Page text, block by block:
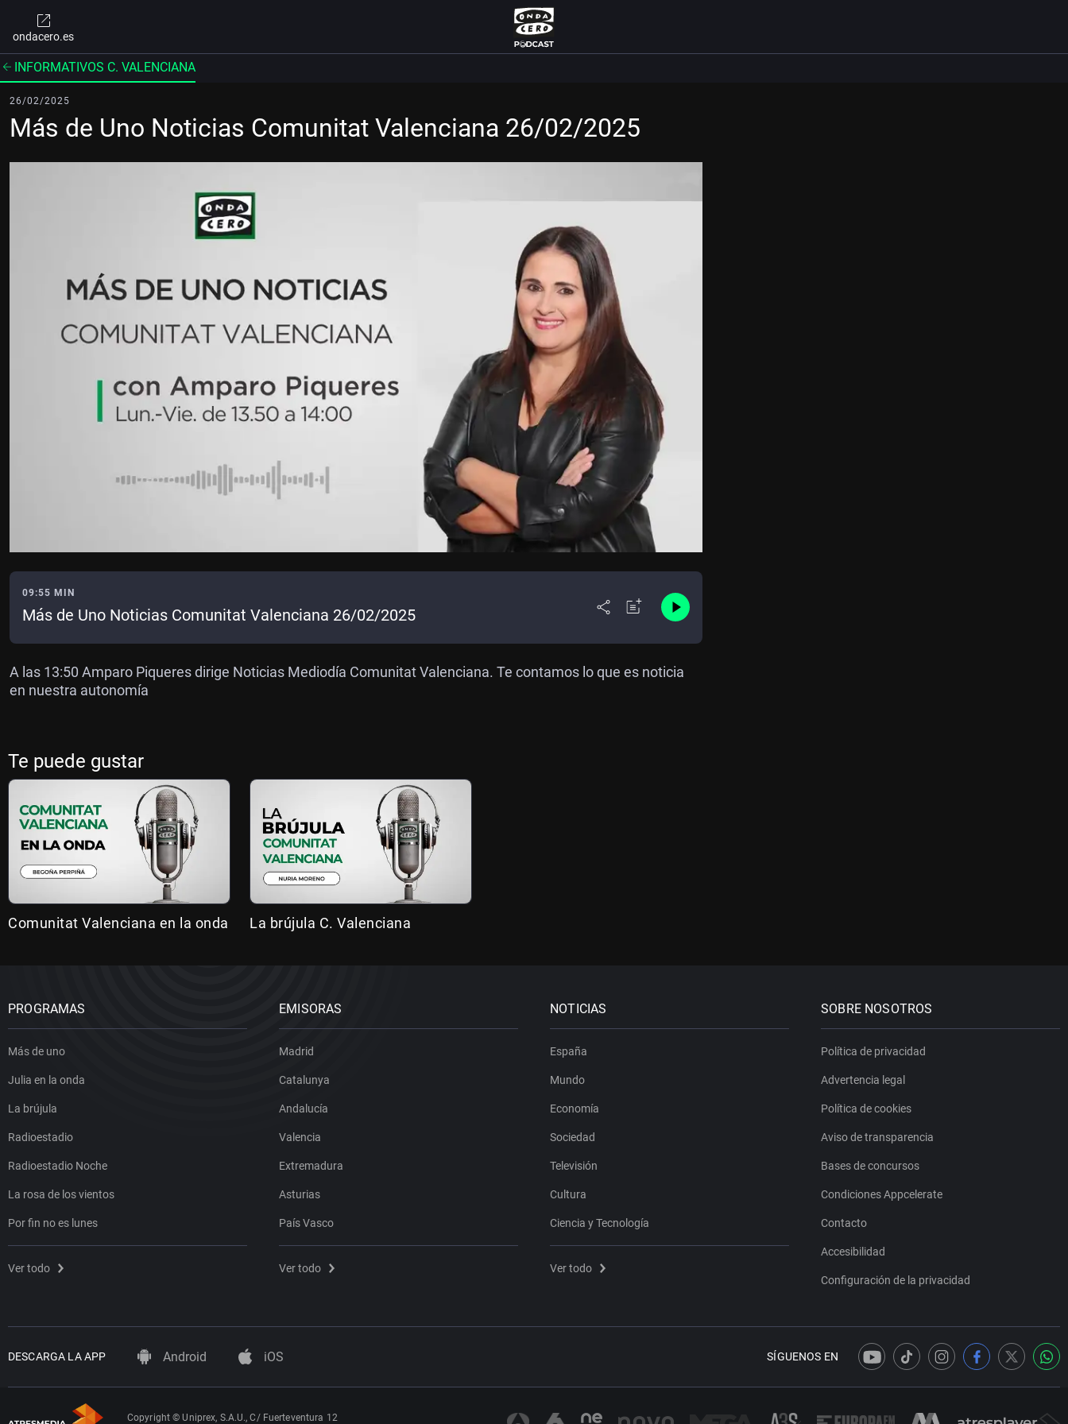
ondacero.es
INFORMATIVOS C. VALENCIANA
26/02/2025
Más de Uno Noticias Comunitat Valenciana 26/02/2025
09:55 MIN
Más de Uno Noticias Comunitat Valenciana 26/02/2025
A las 13:50 Amparo Piqueres dirige Noticias Mediodía Comunitat Valenciana. Te contamos lo que es noticia
en nuestra autonomía
Te puede gustar
Comunitat Valenciana en la onda La brújula C. Valenciana
PROGRAMAS
Más de uno
Julia en la onda
La brújula
Radioestadio
Radioestadio Noche
La rosa de los vientos
Por fin no es lunes
Ver todo
EMISORAS
Madrid
Catalunya
Andalucía
Valencia
Extremadura
Asturias
País Vasco
Ver todo
NOTICIAS
España
Mundo
Economía
Sociedad
Televisión
Cultura
Ciencia y Tecnología
Ver todo
SOBRE NOSOTROS
Política de privacidad
Advertencia legal
Política de cookies
Aviso de transparencia
Bases de concursos
Condiciones Appcelerate
Contacto
Accesibilidad
Configuración de la privacidad
DESCARGA LA APP Android iOS SÍGUENOS EN
Copyright © Uniprex, S.A.U., C/ Fuerteventura 12